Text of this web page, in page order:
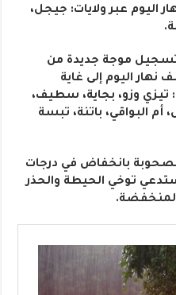
اليوم عبر ولايات: جيجل،
موجة جديدة من
نهار اليوم إلى غاية
وزو، بجاية، سطيف،
البواقي، باتنة، تبسة
بانخفاض في درجات
توخي الحيطة والحذر